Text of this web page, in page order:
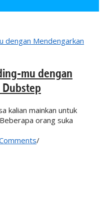
mu dengan
kalian mainkan untuk
orang suka
/